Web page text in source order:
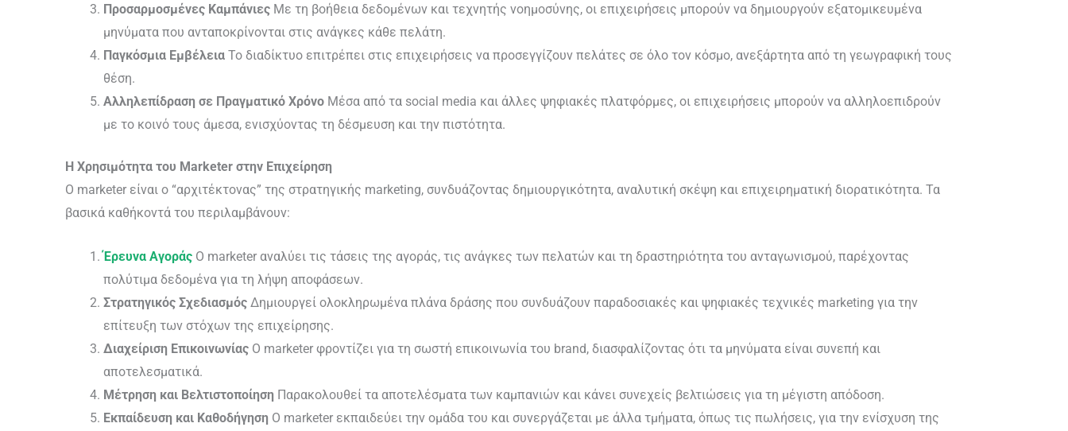
Προσαρμοσμένες Καμπάνιες Με τη βοήθεια δεδομένων και τεχνητής νοημοσύνης, οι επιχειρήσεις μπορούν να δημιουργούν εξατομικευμένα
μηνύματα που ανταποκρίνονται στις ανάγκες κάθε πελάτη.
Παγκόσμια Εμβέλεια Το διαδίκτυο επιτρέπει στις επιχειρήσεις να προσεγγίζουν πελάτες σε όλο τον κόσμο, ανεξάρτητα από τη γεωγραφική τους
θέση.
Αλληλεπίδραση σε Πραγματικό Χρόνο Μέσα από τα social media και άλλες ψηφιακές πλατφόρμες, οι επιχειρήσεις μπορούν να αλληλοεπιδρούν
με το κοινό τους άμεσα, ενισχύοντας τη δέσμευση και την πιστότητα.
Η Χρησιμότητα του Marketer στην Επιχείρηση
Ο marketer είναι ο “αρχιτέκτονας” της στρατηγικής marketing, συνδυάζοντας δημιουργικότητα, αναλυτική σκέψη και επιχειρηματική διορατικότητα. Τα
βασικά καθήκοντά του περιλαμβάνουν:
Έρευνα Αγοράς Ο marketer αναλύει τις τάσεις της αγοράς, τις ανάγκες των πελατών και τη δραστηριότητα του ανταγωνισμού, παρέχοντας
πολύτιμα δεδομένα για τη λήψη αποφάσεων.
Στρατηγικός Σχεδιασμός Δημιουργεί ολοκληρωμένα πλάνα δράσης που συνδυάζουν παραδοσιακές και ψηφιακές τεχνικές marketing για την
επίτευξη των στόχων της επιχείρησης.
Διαχείριση Επικοινωνίας Ο marketer φροντίζει για τη σωστή επικοινωνία του brand, διασφαλίζοντας ότι τα μηνύματα είναι συνεπή και
αποτελεσματικά.
Μέτρηση και Βελτιστοποίηση Παρακολουθεί τα αποτελέσματα των καμπανιών και κάνει συνεχείς βελτιώσεις για τη μέγιστη απόδοση.
Εκπαίδευση και Καθοδήγηση Ο marketer εκπαιδεύει την ομάδα του και συνεργάζεται με άλλα τμήματα, όπως τις πωλήσεις, για την ενίσχυση της